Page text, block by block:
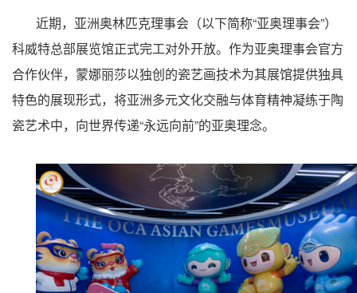
近期，亚洲奥林匹克理事会（以下简称“亚奥理事会”）
科威特总部展览馆正式完工对外开放。作为亚奥理事会官方
合作伙伴，蒙娜丽莎以独创的瓷艺画技术为其展馆提供独具
特色的展现形式，将亚洲多元文化交融与体育精神凝练于陶
瓷艺术中，向世界传递“永远向前”的亚奥理念。